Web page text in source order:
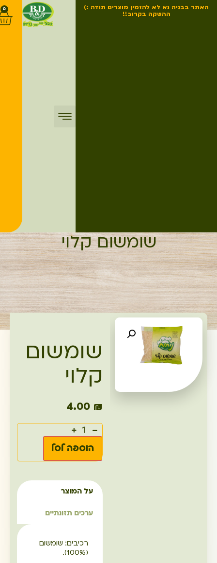
האתר בבניה נא לא להזמין מוצרים תודה :)
ההשקה בקרוב!!
0
שומשום קלוי
שומשום
קלוי
4.00 ₪
הוספה לסל
על המוצר
ערכים תזונתיים
רכיבים: שומשום
(100%).